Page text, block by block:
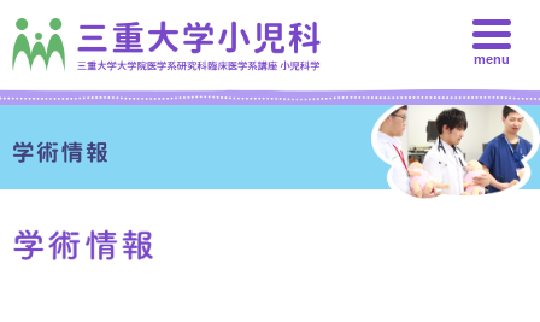
menu